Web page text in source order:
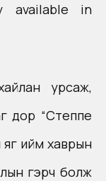
available in
урсаж,
дор “Степпе
ийм хаврын
гэрч болж